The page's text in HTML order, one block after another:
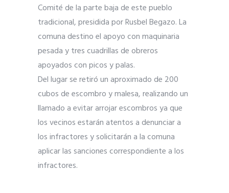
Comité de la parte baja de este pueblo
tradicional, presidida por Rusbel Begazo. La
comuna destino el apoyo con maquinaria
pesada y tres cuadrillas de obreros
apoyados con picos y palas.
Del lugar se retiró un aproximado de 200
cubos de escombro y malesa, realizando un
llamado a evitar arrojar escombros ya que
los vecinos estarán atentos a denunciar a
los infractores y solicitarán a la comuna
aplicar las sanciones correspondiente a los
infractores.